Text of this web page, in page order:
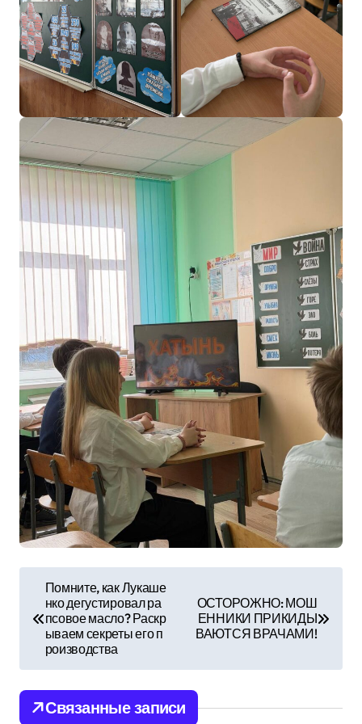
и
г
Помните, как Лукаше
нко дегустировал ра
псовое масло? Раскр
ываем секреты его п
роизводства
ОСТОРОЖНО: МОШ
ЕННИКИ ПРИКИДЫ
ВАЮТСЯ ВРАЧАМИ!
Связанные записи